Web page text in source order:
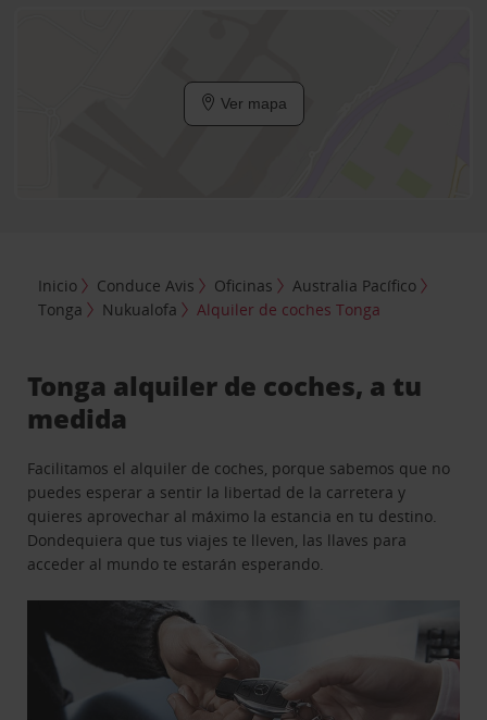
Ver mapa
Inicio Conduce Avis Oficinas
Australia Pacífico
Tonga
Nukualofa Alquiler de coches Tonga
Tonga alquiler de coches, a tu
medida
Facilitamos el alquiler de coches, porque sabemos que no
puedes esperar a sentir la libertad de la carretera y
quieres aprovechar al máximo la estancia en tu destino.
Dondequiera que tus viajes te lleven, las llaves para
acceder al mundo te estarán esperando.